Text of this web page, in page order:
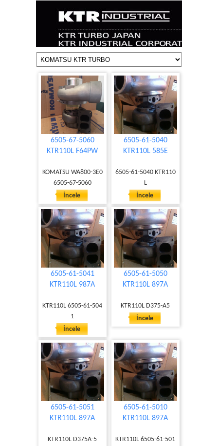
6505-67-5060
KTR110L F64PW
KOMATSU WA800-3E0
6505-67-5060
İncele
6505-61-5040
KTR110L 585E
6505-61-5040 KTR110
L
İncele
6505-61-5041
KTR110L 987A
KTR110L 6505-61-504
1
İncele
6505-61-5050
KTR110L 897A
KTR110L D375-A5
İncele
6505-61-5051
KTR110L 897A
KTR110L D375A-5
6505-61-5010
KTR110L 897A
KTR110L 6505-61-501